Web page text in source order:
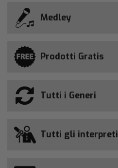
Medley
Prodotti Gratis
Tutti i Generi
Tutti gli interpreti